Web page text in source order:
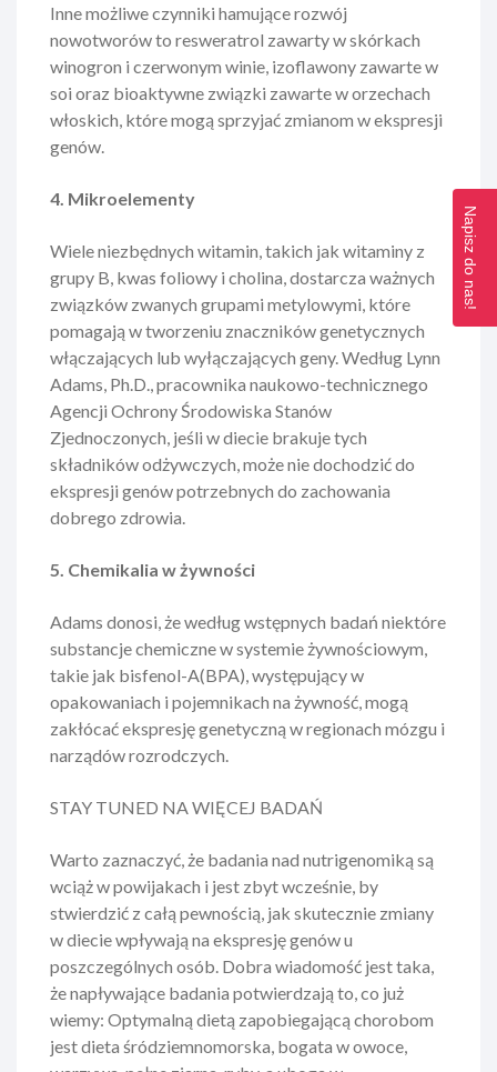
Inne możliwe czynniki hamujące rozwój
nowotworów to resweratrol zawarty w skórkach
winogron i czerwonym winie, izoflawony zawarte w
soi oraz bioaktywne związki zawarte w orzechach
włoskich, które mogą sprzyjać zmianom w ekspresji
genów.
4. Mikroelementy
Wiele niezbędnych witamin, takich jak witaminy z
grupy B, kwas foliowy i cholina, dostarcza ważnych
związków zwanych grupami metylowymi, które
pomagają w tworzeniu znaczników genetycznych
włączających lub wyłączających geny. Według Lynn
Adams, Ph.D., pracownika naukowo-technicznego
Agencji Ochrony Środowiska Stanów
Zjednoczonych, jeśli w diecie brakuje tych
składników odżywczych, może nie dochodzić do
ekspresji genów potrzebnych do zachowania
dobrego zdrowia.
5. Chemikalia w żywności
Adams donosi, że według wstępnych badań niektóre
substancje chemiczne w systemie żywnościowym,
takie jak bisfenol-A(BPA), występujący w
opakowaniach i pojemnikach na żywność, mogą
zakłócać ekspresję genetyczną w regionach mózgu i
narządów rozrodczych.
STAY TUNED NA WIĘCEJ BADAŃ
Warto zaznaczyć, że badania nad nutrigenomiką są
wciąż w powijakach i jest zbyt wcześnie, by
stwierdzić z całą pewnością, jak skutecznie zmiany
w diecie wpływają na ekspresję genów u
poszczególnych osób. Dobra wiadomość jest taka,
że napływające badania potwierdzają to, co już
wiemy: Optymalną dietą zapobiegającą chorobom
jest dieta śródziemnomorska, bogata w owoce,
Napisz do nas!